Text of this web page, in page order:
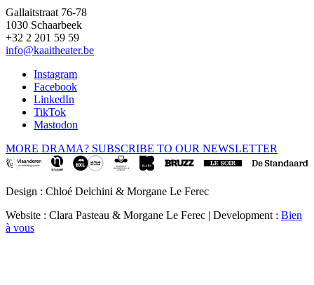
Gallaitstraat 76-78
1030 Schaarbeek
+32 2 201 59 59
info@kaaitheater.be
Instagram
Facebook
LinkedIn
TikTok
Mastodon
MORE DRAMA? SUBSCRIBE TO OUR NEWSLETTER
Design : Chloé Delchini & Morgane Le Ferec
Website : Clara Pasteau & Morgane Le Ferec | Development : Bien
à vous